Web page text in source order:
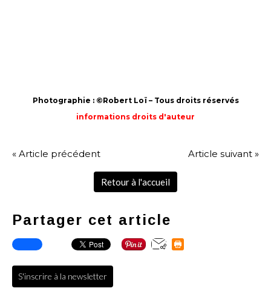
Photographie : ©Robert Loï – Tous droits réservés
informations droits d'auteur
« Article précédent Article suivant »
Retour à l'accueil
Partager cet article
S'inscrire à la newsletter